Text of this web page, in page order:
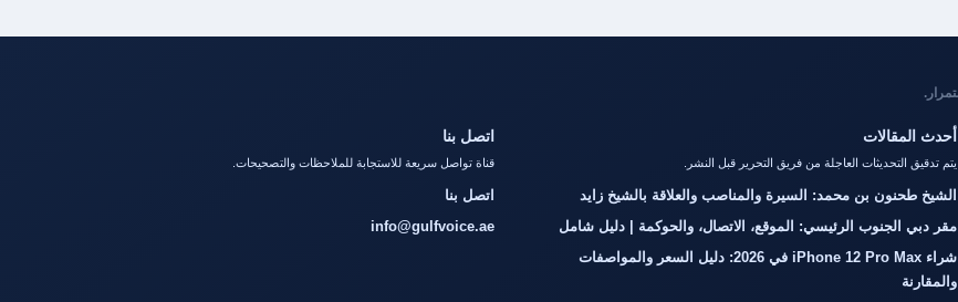
أحدث المقالات
يتم تدقيق التحديثات العاجلة من فريق التحرير قبل النشر.
الشيخ طحنون بن محمد: السيرة والمناصب والعلاقة بالشيخ زايد
مقر دبي الجنوب الرئيسي: الموقع، الاتصال، والحوكمة | دليل شامل
شراء iPhone 12 Pro Max في 2026: دليل السعر والمواصفات
والمقارنة
اتصل بنا
قناة تواصل سريعة للاستجابة للملاحظات والتصحيحات.
اتصل بنا
info@gulfvoice.ae